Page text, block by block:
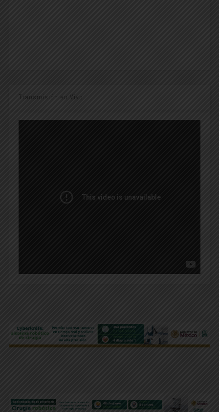
Transmisión en Vivo